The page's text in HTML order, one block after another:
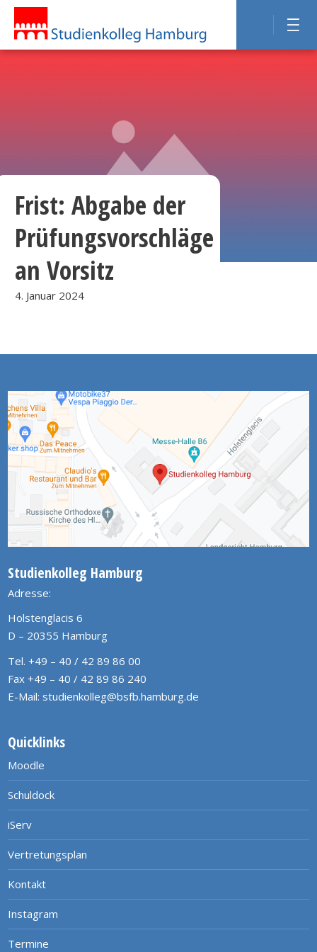
Frist: Abgabe der
Prüfungsvorschläge
an Vorsitz
4. Januar 2024
Studienkolleg Hamburg
Adresse:
Holstenglacis 6
D – 20355 Hamburg
Tel. +49 – 40 / 42 89 86 00
Fax +49 – 40 / 42 89 86 240
E-Mail: studienkolleg@bsfb.hamburg.de
Quicklinks
Moodle
Schuldock
iServ
Vertretungsplan
Kontakt
Instagram
Termine